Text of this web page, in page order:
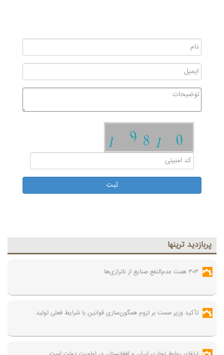
پربازديد ترينها
۳۰۳ همت عدم‌النفع صنایع از ناترازی‌ها
تأکید وزیر صمت بر لزوم همگون‌سازی قوانین با شرایط فعلی تولید